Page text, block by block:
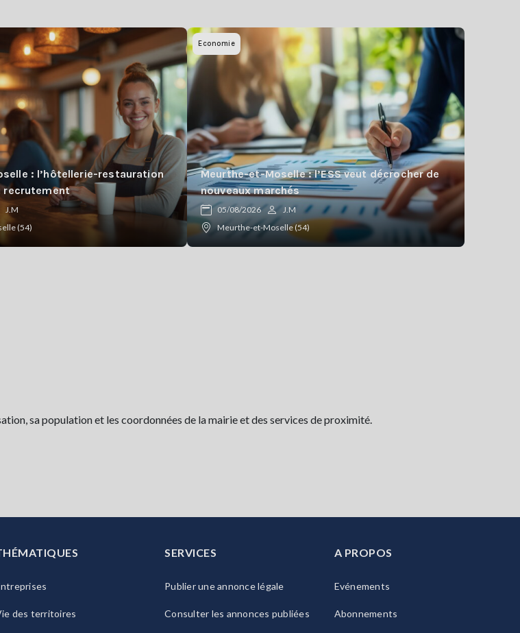
: l’hôtellerie-restauration
recrutement
J.M
(54)
Economie
Meurthe-et-Moselle : l’ESS veut décrocher de
nouveaux marchés
05/08/2026
J.M
Meurthe-et-Moselle (54)
sa population et les coordonnées de la mairie et des services de proximité.
des territoires
SERVICES
Publier une annonce légale
Consulter les annonces publiées
A PROPOS
Evénements
Abonnements